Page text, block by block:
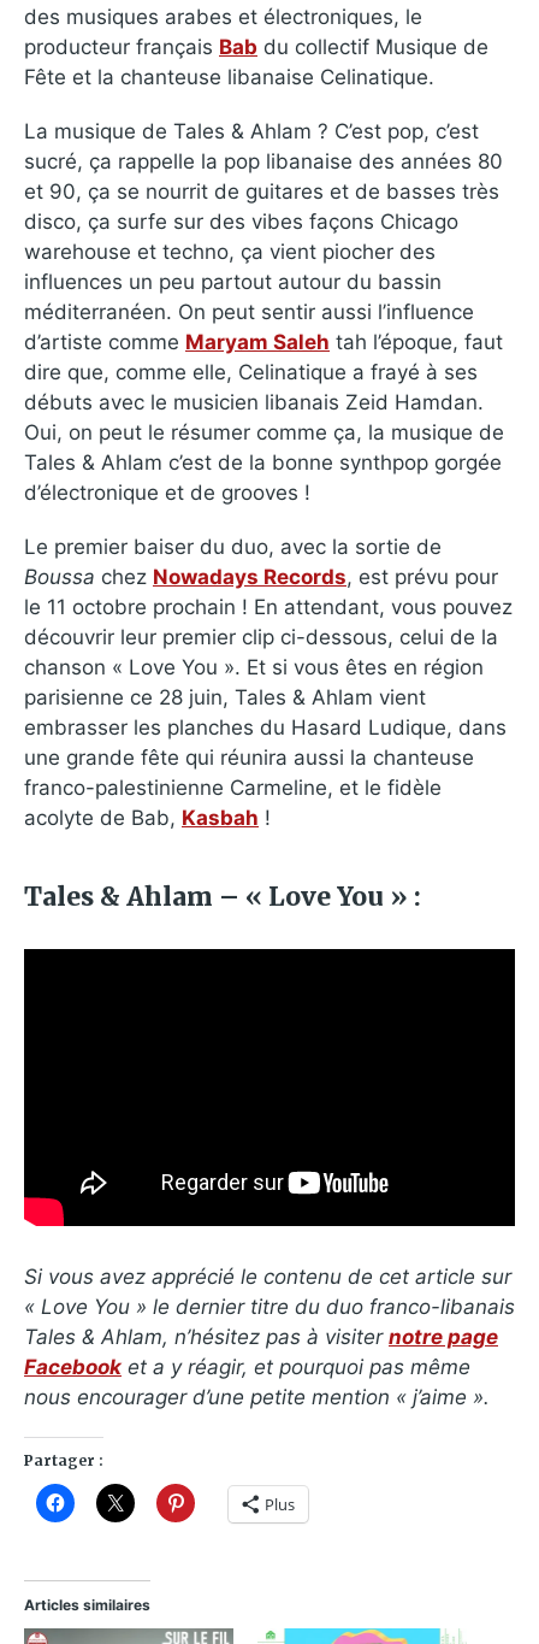
des musiques arabes et électroniques, le
producteur français Bab du collectif Musique de
Fête et la chanteuse libanaise Celinatique.
La musique de Tales & Ahlam ? C’est pop, c’est
sucré, ça rappelle la pop libanaise des années 80
et 90, ça se nourrit de guitares et de basses très
disco, ça surfe sur des vibes façons Chicago
warehouse et techno, ça vient piocher des
influences un peu partout autour du bassin
méditerranéen. On peut sentir aussi l’influence
d’artiste comme Maryam Saleh tah l’époque, faut
dire que, comme elle, Celinatique a frayé à ses
débuts avec le musicien libanais Zeid Hamdan.
Oui, on peut le résumer comme ça, la musique de
Tales & Ahlam c’est de la bonne synthpop gorgée
d’électronique et de grooves !
Le premier baiser du duo, avec la sortie de
Boussa chez Nowadays Records, est prévu pour
le 11 octobre prochain ! En attendant, vous pouvez
découvrir leur premier clip ci-dessous, celui de la
chanson « Love You ». Et si vous êtes en région
parisienne ce 28 juin, Tales & Ahlam vient
embrasser les planches du Hasard Ludique, dans
une grande fête qui réunira aussi la chanteuse
franco-palestinienne Carmeline, et le fidèle
acolyte de Bab, Kasbah !
Tales & Ahlam – « Love You » :
Si vous avez apprécié le contenu de cet article sur
« Love You » le dernier titre du duo franco-libanais
Tales & Ahlam, n’hésitez pas à visiter notre page
Facebook et a y réagir, et pourquoi pas même
nous encourager d’une petite mention « j’aime ».
Partager :
Plus
Articles similaires